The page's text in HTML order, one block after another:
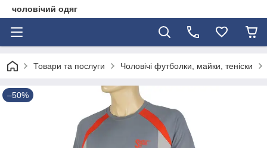
чоловічий одяг
Товари та послуги Чоловічі футболки, майки, теніски
–50%